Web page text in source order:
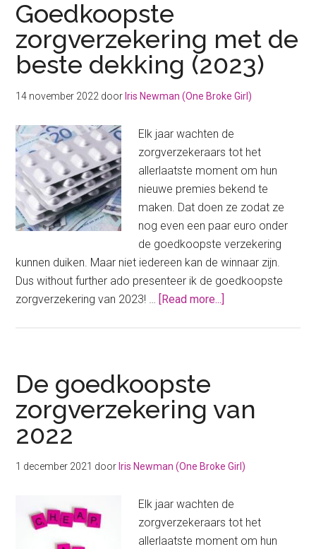
Goedkoopste
zorgverzekering met de
beste dekking (2023)
14 november 2022 door Iris Newman (One Broke Girl)
Elk jaar wachten de
zorgverzekeraars tot het
allerlaatste moment om hun
nieuwe premies bekend te
maken. Dat doen ze zodat ze
nog even een paar euro onder
de goedkoopste verzekering
kunnen duiken. Maar niet iedereen kan de winnaar zijn.
Dus without further ado presenteer ik de goedkoopste
zorgverzekering van 2023! …
[Read more...]
dekking
De goedkoopste
zorgverzekering van
2022
1 december 2021 door Iris Newman (One Broke Girl)
Elk jaar wachten de
zorgverzekeraars tot het
allerlaatste moment om hun